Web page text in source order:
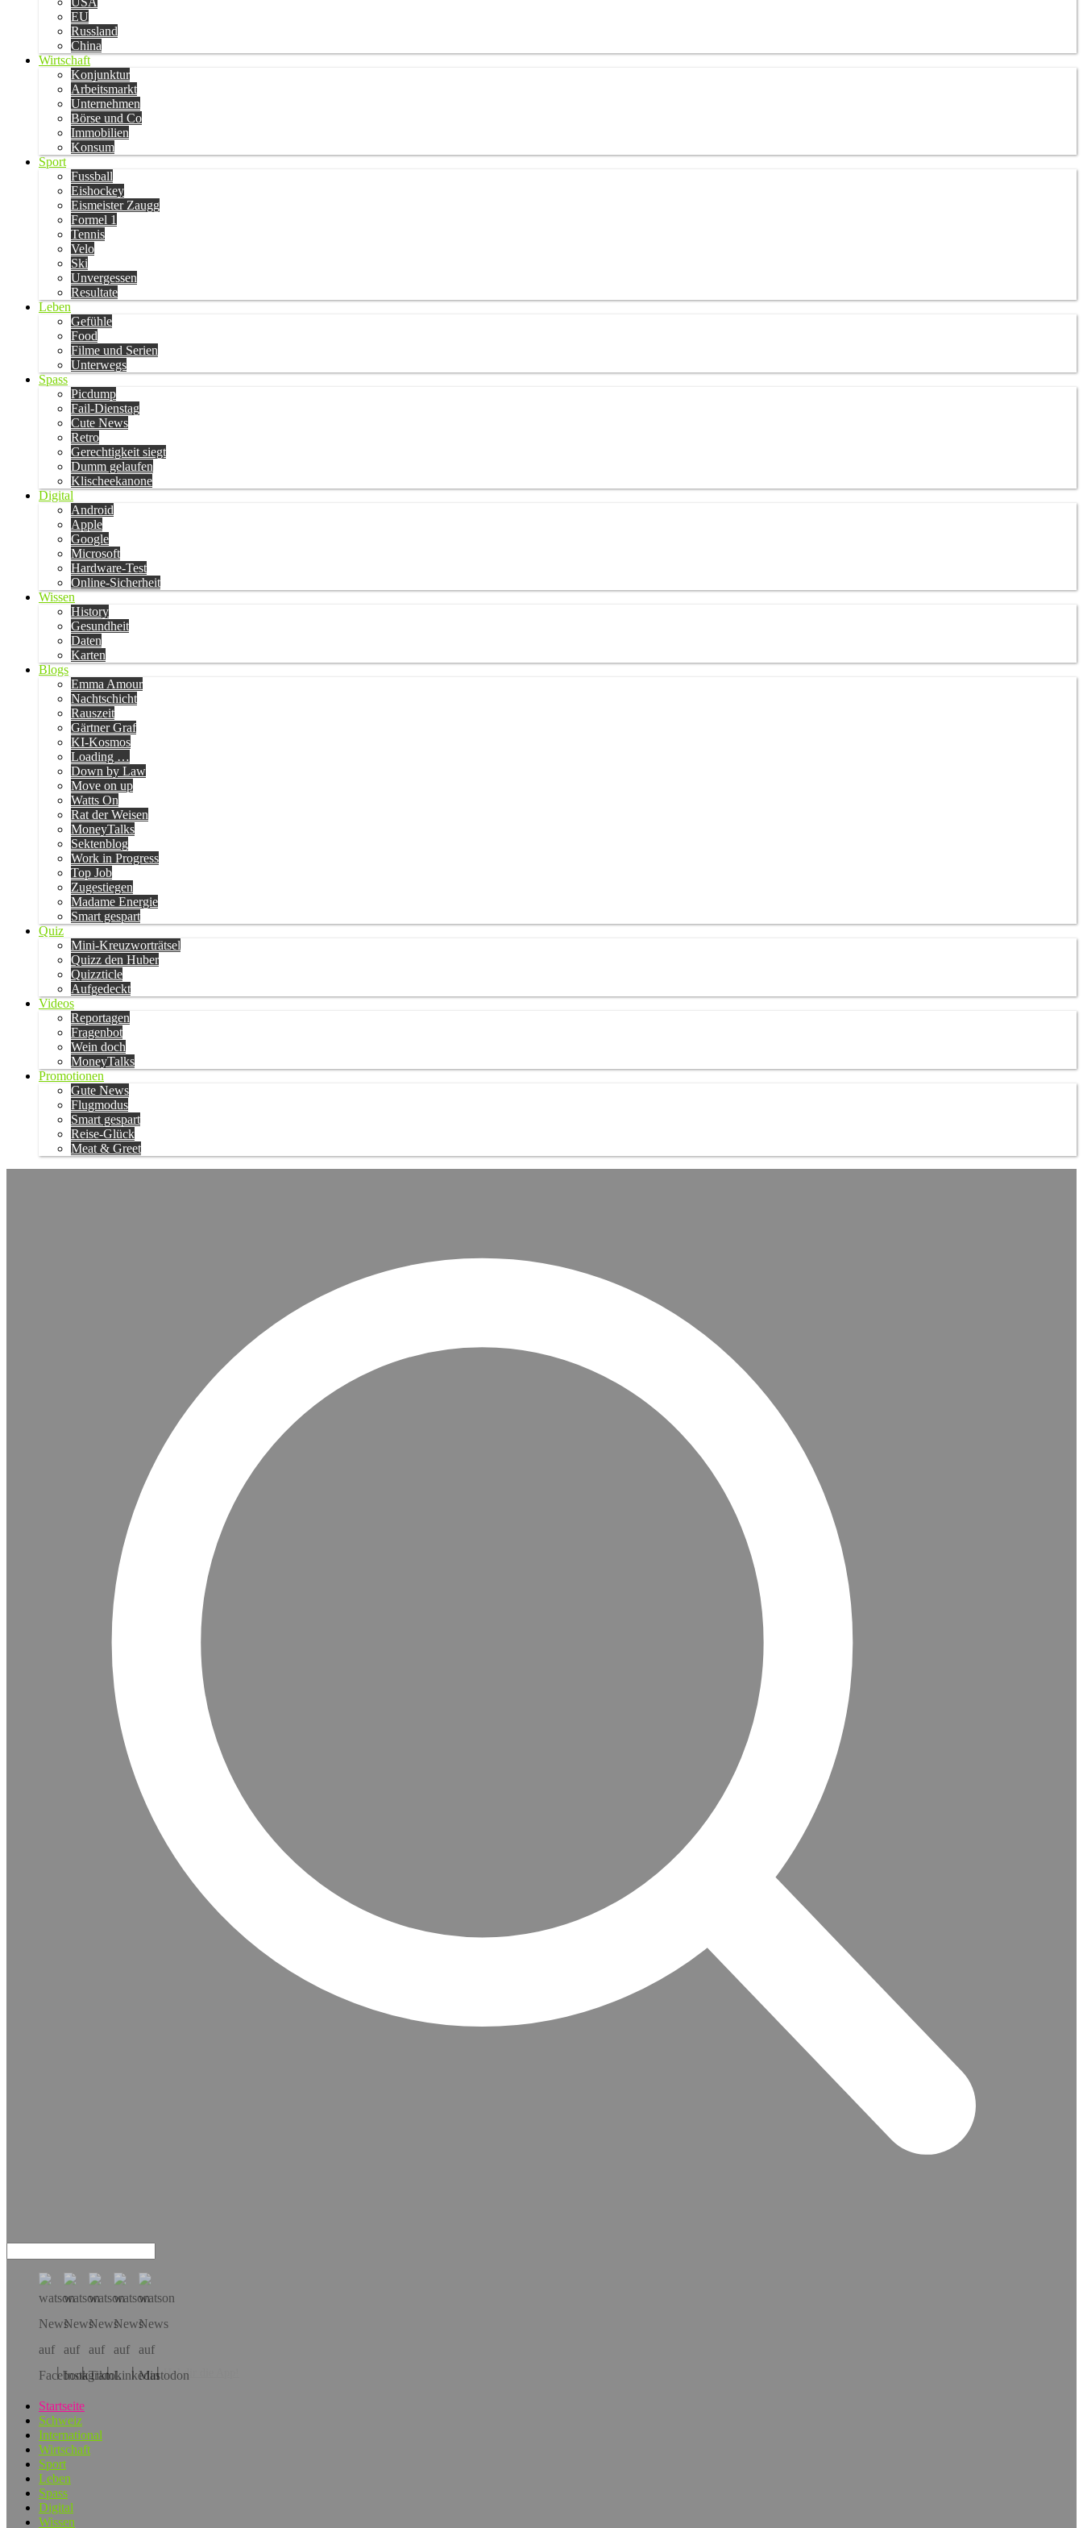
EU
Russland
China
Wirtschaft
Konjunktur
Arbeitsmarkt
Unternehmen
Börse und Co
Immobilien
Konsum
Sport
Fussball
Eishockey
Eismeister Zaugg
Formel 1
Tennis
Velo
Ski
Unvergessen
Resultate
Leben
Gefühle
Food
Filme und Serien
Unterwegs
Spass
Picdump
Fail-Dienstag
Cute News
Retro
Gerechtigkeit siegt
Dumm gelaufen
Klischeekanone
Digital
Android
Apple
Google
Microsoft
Hardware-Test
Online-Sicherheit
Wissen
History
Gesundheit
Daten
Karten
Blogs
Emma Amour
Nachtschicht
Rauszeit
Gärtner Graf
KI-Kosmos
Loading …
Down by Law
Move on up
Watts On
Rat der Weisen
MoneyTalks
Sektenblog
Work in Progress
Top Job
Zugestiegen
Madame Energie
Smart gespart
Quiz
Mini-Kreuzworträtsel
Quizz den Huber
Quizzticle
Aufgedeckt
Videos
Reportagen
Fragenbot
Wein doch
MoneyTalks
Promotionen
Gute News
Flugmodus
Smart gespart
Reise-Glück
Meat & Greet
Hol dir die App!
Startseite
Schweiz
International
Wirtschaft
Sport
Leben
Spass
Digital
Wissen